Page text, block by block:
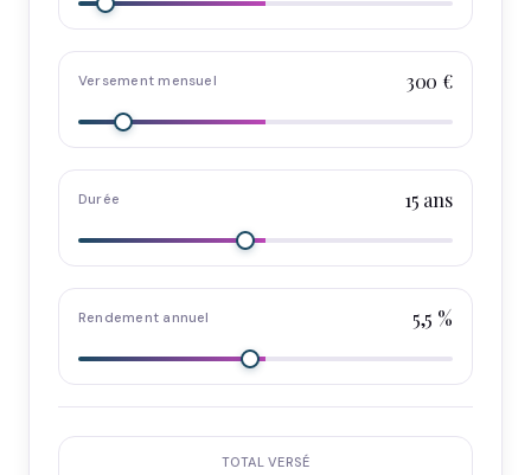
Versement mensuel 300 €
Durée 15 ans
Rendement annuel 5,5 %
TOTAL VERSÉ